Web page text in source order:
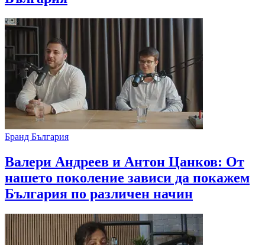
Бранд България
Валери Андреев и Антон Цанков: От
нашето поколение зависи да покажем
България по различен начин